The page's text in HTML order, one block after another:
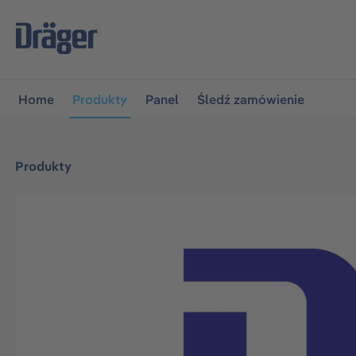
do głównej nawigacji
Home Produkty Panel Śledź zamówienie
Produkty